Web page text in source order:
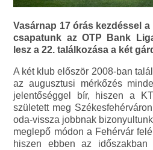
Vasárnap 17 órás kezdéssel
csapatunk az OTP Bank
lesz a 22. találkozása a két
A két klub először 2008-ban
az augusztusi mérkőzés
jelentőséggel bír, hiszen a
született meg
oda-vissza jobbnak
meglepő módon a Fehérvár
hiszen ebben az időszakban